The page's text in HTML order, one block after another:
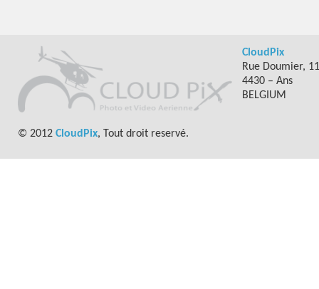
© 2012 CloudPix, Tout droit reservé.
CloudPix
Rue Doumier,
4430 – Ans
BELGIUM